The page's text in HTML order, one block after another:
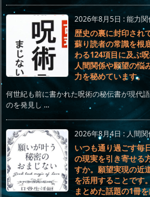
2026年8月5日 :能力
歴史の裏に封印され
蘇り読者の常識を根
わる124項目に及ぶ
人間関係や願望の悩
力を秘めています。
何世紀も前に書かれた呪術の秘伝書が現代
のを発見し ...
2026年8月4日 : 人間
いつも通り過ごす毎
の現実を引き寄せる
すか。願望実現の近
を活用することです
まとめた話題の1冊